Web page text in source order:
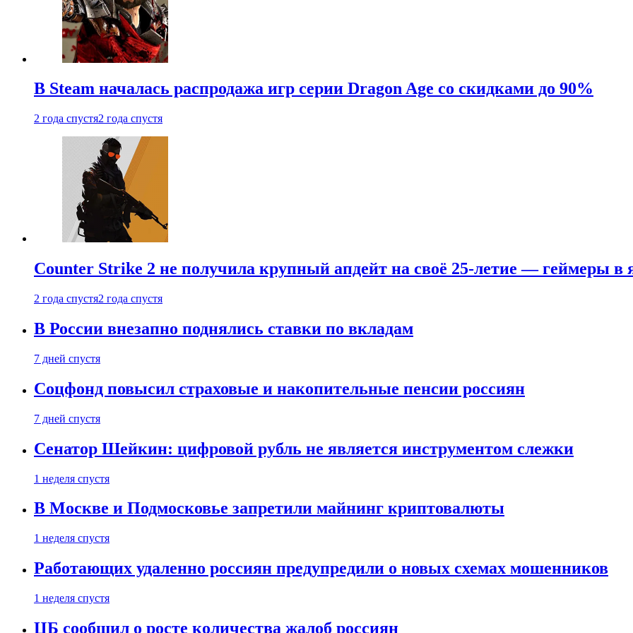
В Steam началась распродажа игр серии Dragon Age со скидками до 90%
2 года спустя2 года спустя
Counter Strike 2 не получила крупный апдейт на своё 25-летие — геймеры в
2 года спустя2 года спустя
В России внезапно поднялись ставки по вкладам
7 дней спустя
Соцфонд повысил страховые и накопительные пенсии россиян
7 дней спустя
Сенатор Шейкин: цифровой рубль не является инструментом слежки
1 неделя спустя
В Москве и Подмосковье запретили майнинг криптовалюты
1 неделя спустя
Работающих удаленно россиян предупредили о новых схемах мошенников
1 неделя спустя
ЦБ сообщил о росте количества жалоб россиян